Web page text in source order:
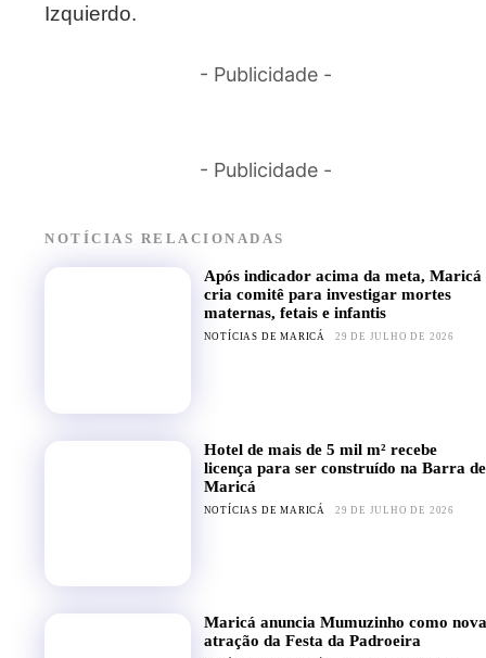
Izquierdo.
- Publicidade -
- Publicidade -
NOTÍCIAS RELACIONADAS
Após indicador acima da meta, Maricá
cria comitê para investigar mortes
maternas, fetais e infantis
NOTÍCIAS DE MARICÁ 29 DE JULHO DE 2026
Hotel de mais de 5 mil m² recebe
licença para ser construído na Barra de
Maricá
NOTÍCIAS DE MARICÁ 29 DE JULHO DE 2026
Maricá anuncia Mumuzinho como nova
atração da Festa da Padroeira